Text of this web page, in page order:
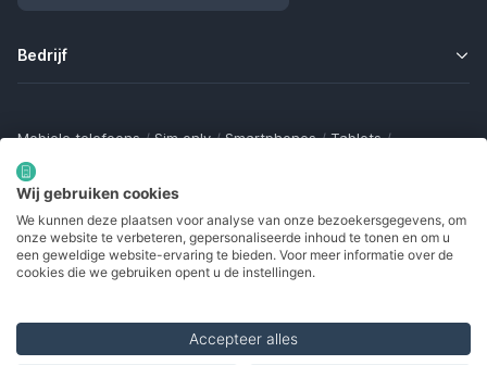
Bedrijf
Mobiele telefoons / Sim only / Smartphones / Tablets /
Smartwatches
Bluetooth trackers / Opladers
Samsung Galaxy
Gamingtelefoons / Foldables / Robuuste telefoons /
Seniorentelefoons / Waterdichte telefoons / Refurbished
Wij gebruiken cookies
We kunnen deze plaatsen voor analyse van onze bezoekersgegevens, om
onze website te verbeteren, gepersonaliseerde inhoud te tonen en om u
een geweldige website-ervaring te bieden. Voor meer informatie over de
cookies die we gebruiken opent u de instellingen.
Accepteer alles